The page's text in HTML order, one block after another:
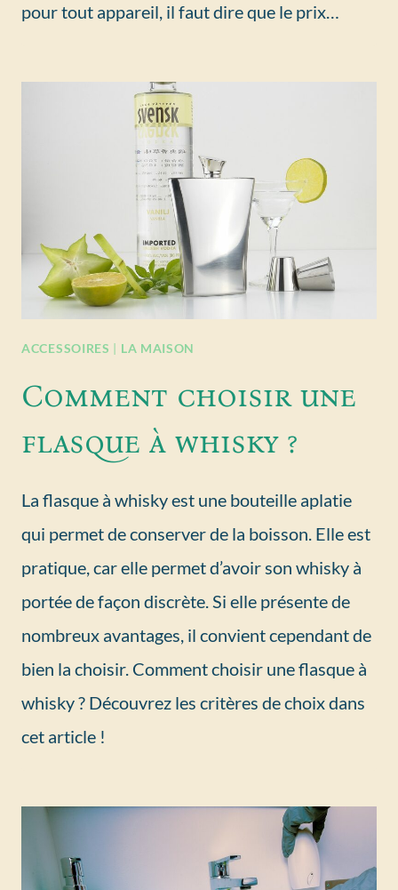
pour tout appareil, il faut dire que le prix…
ACCESSOIRES | LA MAISON
Comment choisir une
flasque à whisky ?
La flasque à whisky est une bouteille aplatie
qui permet de conserver de la boisson. Elle est
pratique, car elle permet d’avoir son whisky à
portée de façon discrète. Si elle présente de
nombreux avantages, il convient cependant de
bien la choisir. Comment choisir une flasque à
whisky ? Découvrez les critères de choix dans
cet article !